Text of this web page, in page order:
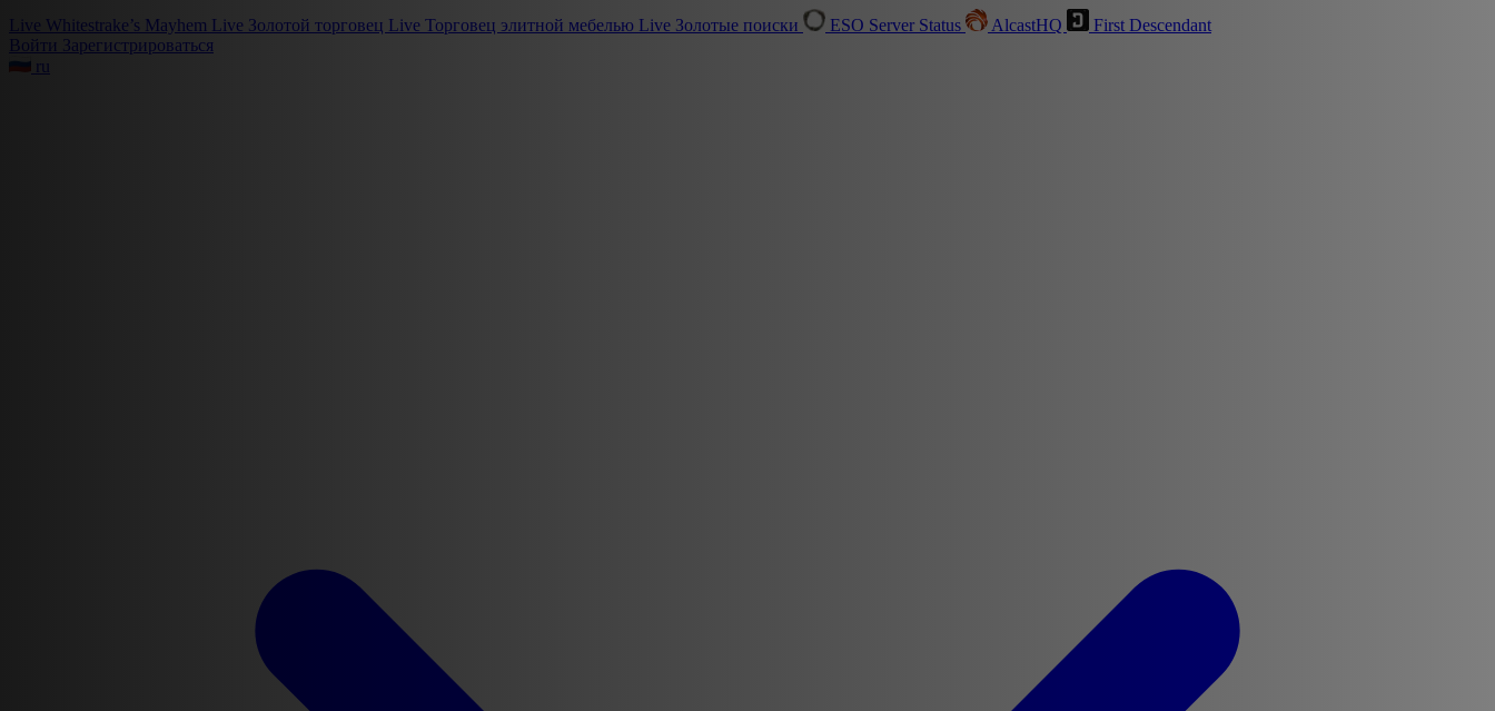
Live Whitestrake’s Mayhem Live Золотой торговец Live Торговец элитной мебелью Live Золотые поиски ESO Server Status AlcastHQ
First Descendant
Войти Зарегистрироваться
ru